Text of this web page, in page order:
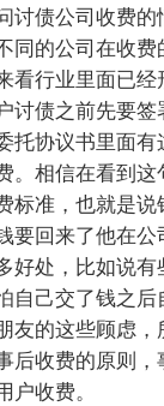
讨债公司收费
同的公司在收
看行业里面已
讨债之前先要
托协议书里面
。相信在看到
标准，也就是
要回来了他在
好处，比如说
自己交了钱之后
友的这些顾虑
后收费的原则
户收费。